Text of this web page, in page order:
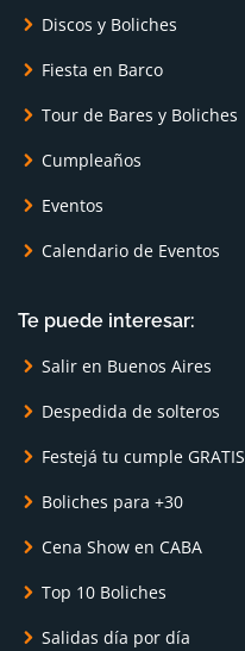
Discos y Boliches
Fiesta en Barco
Tour de Bares y Boliches
Cumpleaños
Eventos
Calendario de Eventos
Te puede interesar:
Salir en Buenos Aires
Despedida de solteros
Festejá tu cumple GRATIS
Boliches para +30
Cena Show en CABA
Top 10 Boliches
Salidas día por día